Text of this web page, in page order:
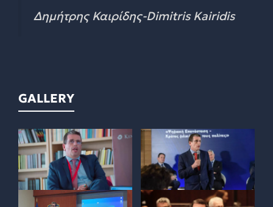
Δημήτρης Καιρίδης-Dimitris Kairidis
GALLERY